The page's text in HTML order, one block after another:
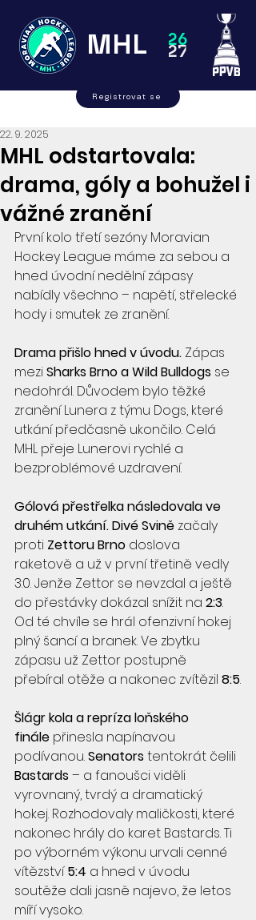
MHL 27
26
Registrovat se
MHL odstartovala:
drama, góly a bohužel i
vážné zranění
22. 9. 2025
První kolo třetí sezóny Moravian
Hockey League máme za sebou a
hned úvodní nedělní zápasy
nabídly všechno – napětí, střelecké
hody i smutek ze zranění.
Drama přišlo hned v úvodu. Zápas
mezi Sharks Brno a Wild Bulldogs se
nedohrál. Důvodem bylo těžké
zranění Lunera z týmu Dogs, které
utkání předčasně ukončilo. Celá
MHL přeje Lunerovi rychlé a
bezproblémové uzdravení.
Gólová přestřelka následovala ve
druhém utkání.Divé Svině začaly
proti Zettoru Brno doslova
raketově a už v první třetině vedly
3:0. Jenže Zettor se nevzdal a ještě
do přestávky dokázal snížit na 2:3.
Od té chvíle se hrál ofenzivní hokej
plný šancí a branek. Ve zbytku
zápasu už Zettor postupně
přebíral otěže a nakonec zvítězil 8:5.
Šlágr kola a repríza loňského
finále přinesla napínavou
podívanou. Senators tentokrát čelili
Bastards – a fanoušci viděli
vyrovnaný, tvrdý a dramatický
hokej. Rozhodovaly maličkosti, které
nakonec hrály do karet Bastards. Ti
po výborném výkonu urvali cenné
vítězství 5:4 a hned v úvodu
soutěže dali jasně najevo, že letos
míří vysoko.